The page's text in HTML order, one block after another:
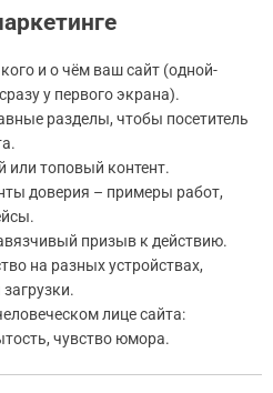
и о чём ваш сайт (одной-
у первого экрана).
разделы, чтобы посетитель
или топовый контент.
доверия – примеры работ,
призыв к действию.
на разных устройствах,
лице сайта:
чувство юмора.